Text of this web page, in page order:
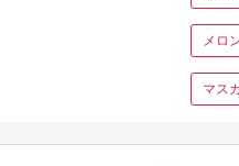
メロ
マス